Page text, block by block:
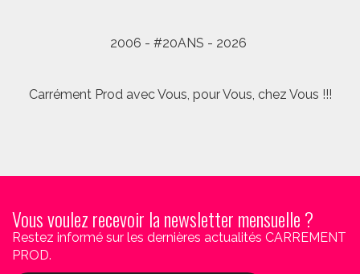
2006 - #20ANS - 2026
Carrément Prod avec Vous, pour Vous, chez Vous !!!
Vous voulez recevoir la newsletter mensuelle ?
Restez informé sur les dernières actualités CARREMENT
PROD.